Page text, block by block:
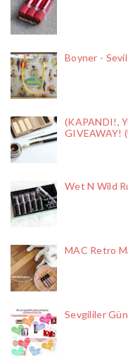
Boyner -
(KAPANDI!,
GIVEAWAY!
Wet N Wild
MAC Retro
Sevgililer